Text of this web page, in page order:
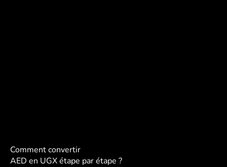
Comment convertir
AED en UGX étape par étape ?